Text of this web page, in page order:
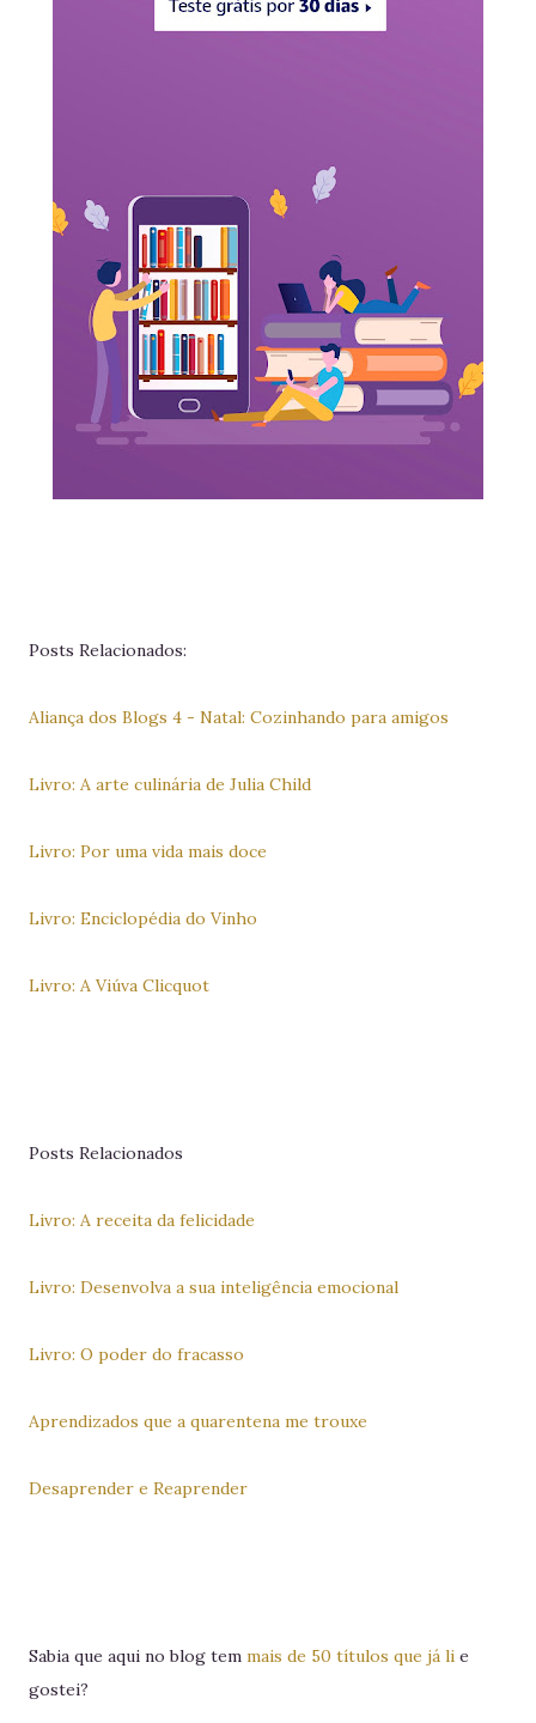
Posts Relacionados:
Aliança dos Blogs 4 - Natal: Cozinhando para amigos
Livro: A arte culinária de Julia Child
Livro: Por uma vida mais doce
Livro: Enciclopédia do Vinho
Livro: A Viúva Clicquot
Posts Relacionados
Livro: A receita da felicidade
Livro: Desenvolva a sua inteligência emocional
Livro: O poder do fracasso
Aprendizados que a quarentena me trouxe
Desaprender e Reaprender
Sabia que aqui no blog tem mais de 50 títulos que já li e
gostei?